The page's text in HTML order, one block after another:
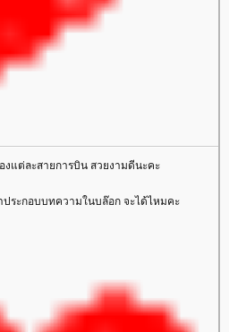
งแต่ละสายการบิน สวยงามดีนะคะ
ประกอบบทความในบล๊อก จะได้ไหมคะ